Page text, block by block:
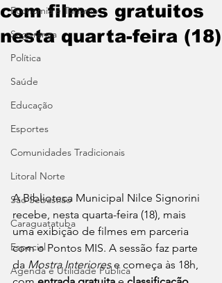
Economia e Turismo
Segurança
Política
Saúde
Educação
Esportes
Comunidades Tradicionais
Litoral Norte
São Sebastião
Caraguatatuba
Especial
Agenda e Utilidade Pública
com filmes gratuitos
nesta quarta-feira (18)
A Biblioteca Municipal Nilce Signorini
recebe, nesta quarta-feira (18), mais
uma exibição de filmes em parceria
com o Pontos MIS. A sessão faz parte
da Mostra Interiores e começa às 18h,